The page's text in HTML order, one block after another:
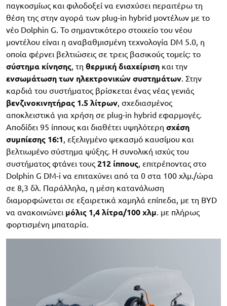
παγκοσμίως και φιλοδοξεί να ενισχύσει περαιτέρω τη
θέση της στην αγορά των plug-in hybrid μοντέλων με το
νέο Dolphin G. Το σημαντικότερο στοιχείο του νέου
μοντέλου είναι η αναβαθμισμένη τεχνολογία DM 5.0, η
οποία φέρνει βελτιώσεις σε τρεις βασικούς τομείς: το
σύστημα κίνησης, τη θερμική διαχείριση και την
ενσωμάτωση των ηλεκτρονικών συστημάτων. Στην
καρδιά του συστήματος βρίσκεται ένας νέας γενιάς
βενζινοκινητήρας 1.5 λίτρων, σχεδιασμένος
αποκλειστικά για χρήση σε plug-in hybrid εφαρμογές.
Αποδίδει 95 ίππους και διαθέτει υψηλότερη σχέση
συμπίεσης 16:1, εξελιγμένο ψεκασμό καυσίμου και
βελτιωμένο σύστημα ψύξης. Η συνολική ισχύς του
συστήματος φτάνει τους 212 ίππους, επιτρέποντας στο
Dolphin G DM-i να επιταχύνει από τα 0 στα 100 χλμ./ώρα
σε 8,3 δλ. Παράλληλα, η μέση κατανάλωση
διαμορφώνεται σε εξαιρετικά χαμηλά επίπεδα, με τη BYD
να ανακοινώνει μόλις 1,4 λίτρα/100 χλμ. με πλήρως
φορτισμένη μπαταρία.